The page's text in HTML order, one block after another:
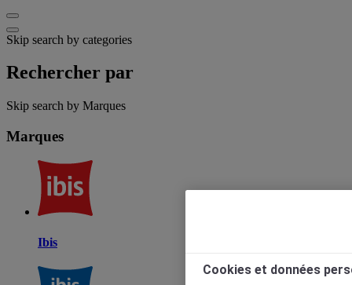
Skip search by categories
Rechercher par
Skip search by Marques
Marques
Ibis
Cookies et données